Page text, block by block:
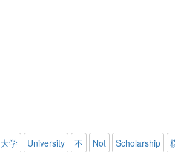
大学 University 不 Not Scholarship